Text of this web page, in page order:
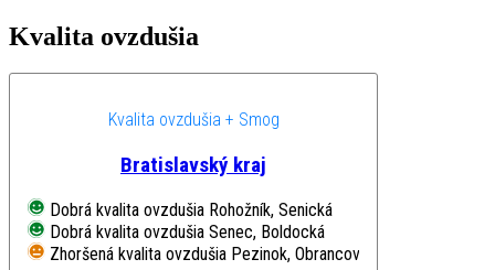
Kvalita ovzdušia
Kvalita ovzdušia + Smog
Bratislavský kraj
Dobrá kvalita ovzdušia Rohožník, Senická
Dobrá kvalita ovzdušia Senec, Boldocká
Zhoršená kvalita ovzdušia Pezinok, Obrancov mieru